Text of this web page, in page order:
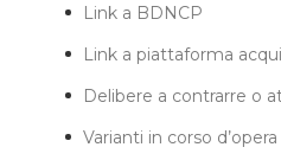
Link a BDNCP
Link a piattaforma
Delibere a contrarre o
Varianti in corso d’opera